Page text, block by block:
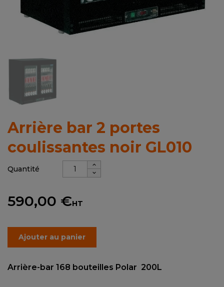
Arrière bar 2 portes
coulissantes noir GL010
Quantité
590,00 €HT
Ajouter au panier
Arrière-bar 168 bouteilles Polar 200L